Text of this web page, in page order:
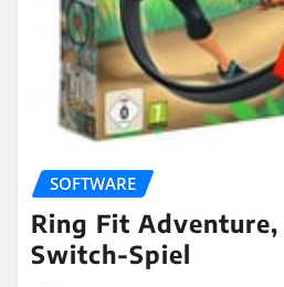
SOFTWARE
Ring Fit
Switch-Spiel